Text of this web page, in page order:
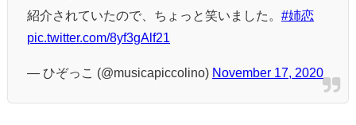
紹介されていたので、ちょっと笑いました。 #姉恋
pic.twitter.com/8yf3gAlf21
— ひぞっこ (@musicapiccolino) November 17, 2020